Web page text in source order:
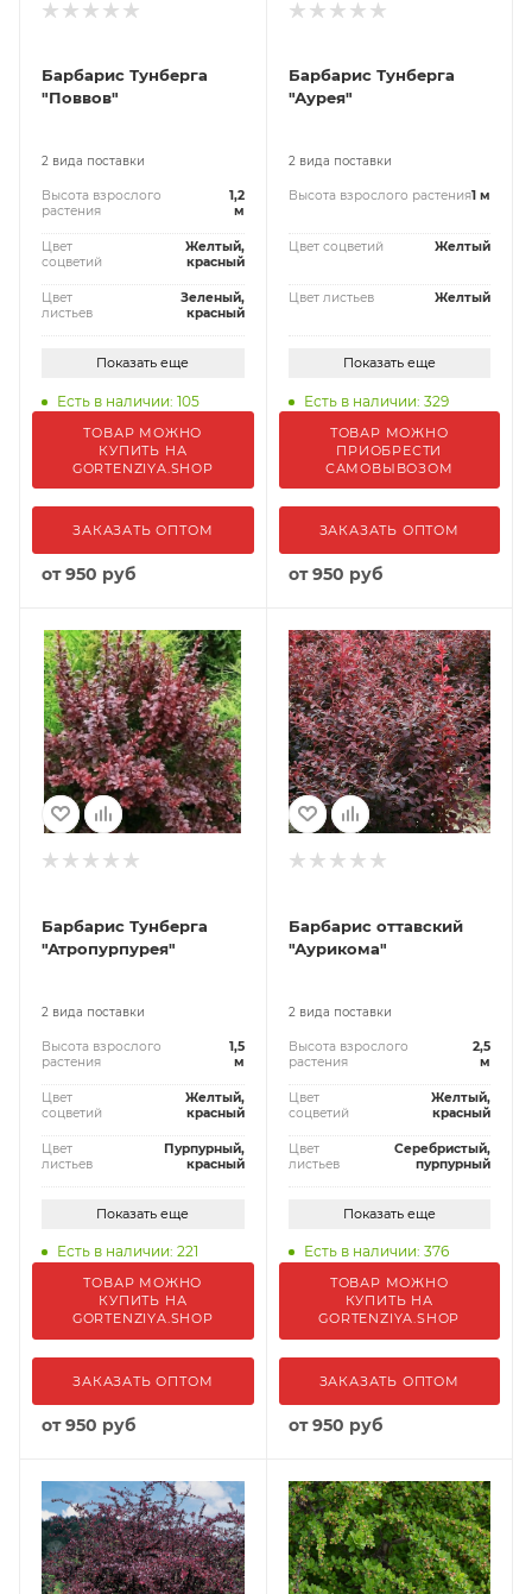
Барбарис Тунберга
"Поввов"
2 вида поставки
Высота взрослого
растения
1,2
м
Цвет
соцветий
Желтый,
красный
Цвет
листьев
Зеленый,
красный
Показать еще
Есть в наличии: 105
ТОВАР МОЖНО
КУПИТЬ НА
GORTENZIYA.SHOP
ЗАКАЗАТЬ ОПТОМ
от950 руб
Барбарис Тунберга
"Аурея"
2 вида поставки
Высота взрослого растения1 м
Цвет соцветий Желтый
Цвет листьев Желтый
Показать еще
Есть в наличии: 329
ТОВАР МОЖНО
ПРИОБРЕСТИ
САМОВЫВОЗОМ
ЗАКАЗАТЬ ОПТОМ
от950 руб
Барбарис Тунберга
"Атропурпурея"
2 вида поставки
Высота взрослого
растения
1,5
м
Цвет
соцветий
Желтый,
красный
Цвет
листьев
Пурпурный,
красный
Показать еще
Есть в наличии: 221
ТОВАР МОЖНО
КУПИТЬ НА
GORTENZIYA.SHOP
ЗАКАЗАТЬ ОПТОМ
от950 руб
Барбарис оттавский
"Аурикома"
2 вида поставки
Высота взрослого
растения
2,5
м
Цвет
соцветий
Желтый,
красный
Цвет
листьев
Серебристый,
пурпурный
Показать еще
Есть в наличии: 376
ТОВАР МОЖНО
КУПИТЬ НА
GORTENZIYA.SHOP
ЗАКАЗАТЬ ОПТОМ
от950 руб